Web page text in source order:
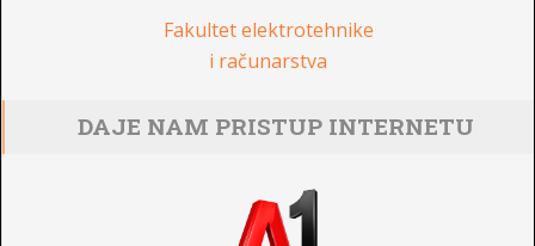
Fakultet elektrotehnike
i računarstva
DAJE NAM PRISTUP INTERNETU